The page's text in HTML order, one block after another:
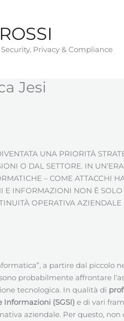
Privacy & Compliance
Jesi
UNA PRIORITÀ
O DAL SETTORE. IN
– COME ATTACCHI
E INFORMAZIONI NON È
OPERATIVA
a partire dal
probabilmente affrontare
tecnologica. In qualità di
Informazioni (SGSI) e di vari
aziendale. Per questo,